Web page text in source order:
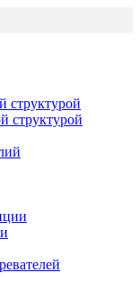
структурой
структурой